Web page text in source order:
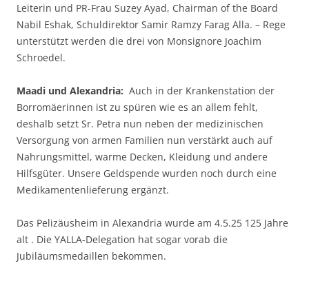
Leiterin und PR-Frau Suzey Ayad, Chairman of the Board
Nabil Eshak, Schuldirektor Samir Ramzy Farag Alla. – Rege
unterstützt werden die drei von Monsignore Joachim
Schroedel.
Maadi und Alexandria: Auch in der Krankenstation der
Borromäerinnen ist zu spüren wie es an allem fehlt,
deshalb setzt Sr. Petra nun neben der medizinischen
Versorgung von armen Familien nun verstärkt auch auf
Nahrungsmittel, warme Decken, Kleidung und andere
Hilfsgüter. Unsere Geldspende wurden noch durch eine
Medikamentenlieferung ergänzt.
Das Pelizäusheim in Alexandria wurde am 4.5.25 125 Jahre
alt . Die YALLA-Delegation hat sogar vorab die
Jubiläumsmedaillen bekommen.